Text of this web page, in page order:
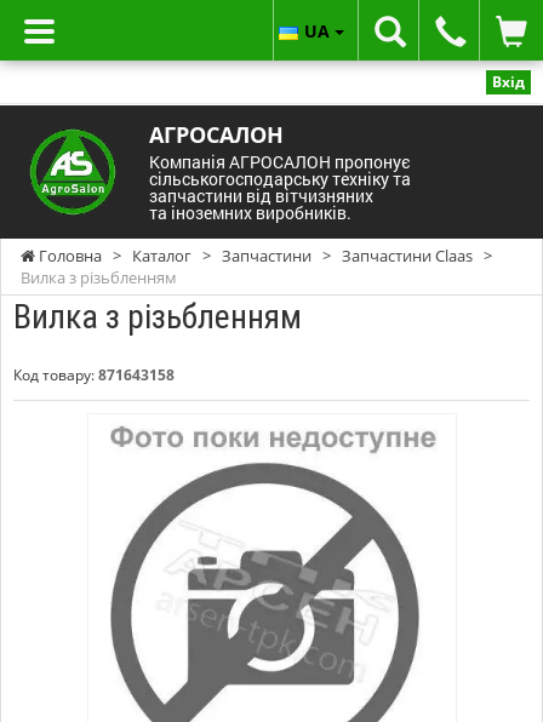
Вхід
АГРОСАЛОН
Компанія АГРОСАЛОН пропонує
сільськогосподарську техніку та
запчастини від вітчизняних
та іноземних виробників.
UA
Головна > Каталог > Запчастини > Запчастини Claas >
Вилка з різьбленням
Вилка з різьбленням
Код товару:871643158